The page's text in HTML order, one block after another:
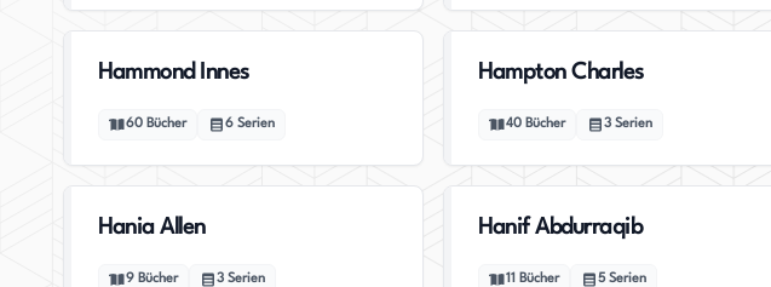
Hammond Innes
60 Bücher 6 Serien
Hampton Charles
40 Bücher 3 Serien
Hania Allen
9 Bücher 3 Serien
Hanif Abdurraqib
11 Bücher 5 Serien